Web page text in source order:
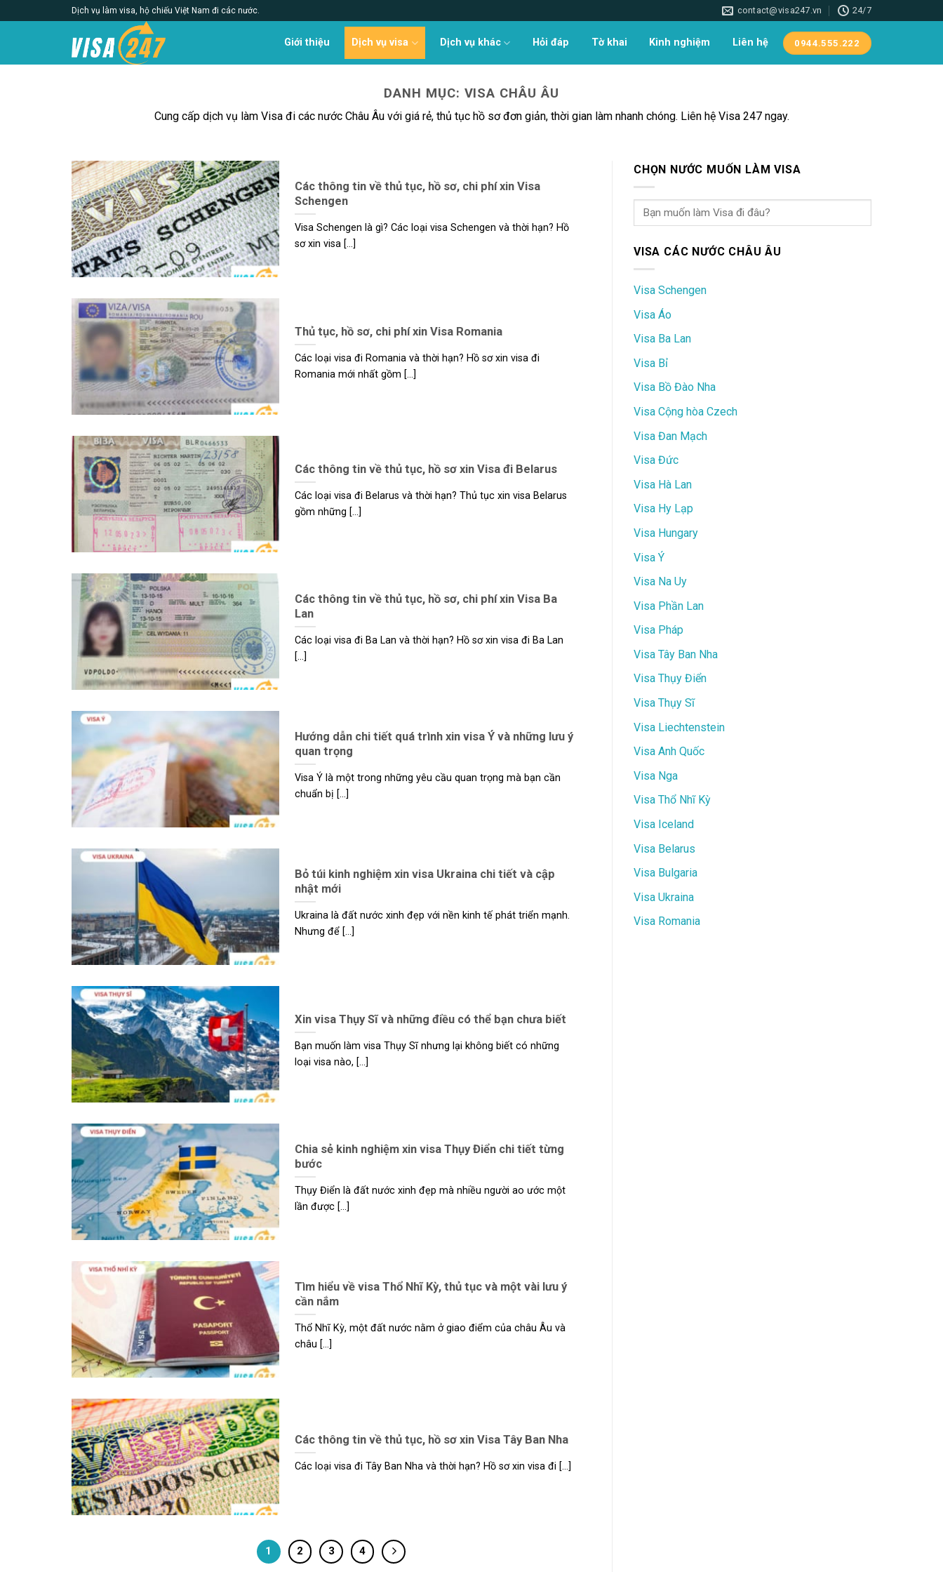
to
Dịch vụ làm visa, hộ chiếu Việt Nam đi các nước. contact@visa247.vn 24/7
Giới thiệu Dịch vụ visa Dịch vụ khác Hỏi đáp Tờ khai Kinh nghiệm Liên hệ 0944.555.222
DANH MỤC: VISA CHÂU ÂU
Cung cấp dịch vụ làm Visa đi các nước Châu Âu với giá rẻ, thủ tục hồ sơ đơn giản, thời gian làm nhanh chóng. Liên hệ Visa 247 ngay.
Các thông tin về thủ tục, hồ sơ, chi phí xin Visa
Schengen
Visa Schengen là gì? Các loại visa Schengen và thời hạn? Hồ
sơ xin visa [...]
Thủ tục, hồ sơ, chi phí xin Visa Romania
Các loại visa đi Romania và thời hạn? Hồ sơ xin visa đi
Romania mới nhất gồm [...]
Các thông tin về thủ tục, hồ sơ xin Visa đi Belarus
Các loại visa đi Belarus và thời hạn? Thủ tục xin visa Belarus
gồm những [...]
Các thông tin về thủ tục, hồ sơ, chi phí xin Visa Ba
Lan
Các loại visa đi Ba Lan và thời hạn? Hồ sơ xin visa đi Ba Lan
[...]
Hướng dẫn chi tiết quá trình xin visa Ý và những lưu ý
quan trọng
Visa Ý là một trong những yêu cầu quan trọng mà bạn cần
chuẩn bị [...]
Bỏ túi kinh nghiệm xin visa Ukraina chi tiết và cập
nhật mới
Ukraina là đất nước xinh đẹp với nền kinh tế phát triển mạnh.
Nhưng để [...]
Xin visa Thụy Sĩ và những điều có thể bạn chưa biết
Bạn muốn làm visa Thụy Sĩ nhưng lại không biết có những
loại visa nào, [...]
Chia sẻ kinh nghiệm xin visa Thụy Điển chi tiết từng
bước
Thụy Điển là đất nước xinh đẹp mà nhiều người ao ước một
lần được [...]
Tìm hiểu về visa Thổ Nhĩ Kỳ, thủ tục và một vài lưu ý
cần nắm
Thổ Nhĩ Kỳ, một đất nước nằm ở giao điểm của châu Âu và
châu [...]
Các thông tin về thủ tục, hồ sơ xin Visa Tây Ban Nha
Các loại visa đi Tây Ban Nha và thời hạn? Hồ sơ xin visa đi [...]
1 2 3 4
CHỌN NƯỚC MUỐN LÀM VISA
VISA CÁC NƯỚC CHÂU ÂU
Visa Schengen
Visa Áo
Visa Ba Lan
Visa Bỉ
Visa Bồ Đào Nha
Visa Cộng hòa Czech
Visa Đan Mạch
Visa Đức
Visa Hà Lan
Visa Hy Lạp
Visa Hungary
Visa Ý
Visa Na Uy
Visa Phần Lan
Visa Pháp
Visa Tây Ban Nha
Visa Thụy Điển
Visa Thụy Sĩ
Visa Liechtenstein
Visa Anh Quốc
Visa Nga
Visa Thổ Nhĩ Kỳ
Visa Iceland
Visa Belarus
Visa Bulgaria
Visa Ukraina
Visa Romania